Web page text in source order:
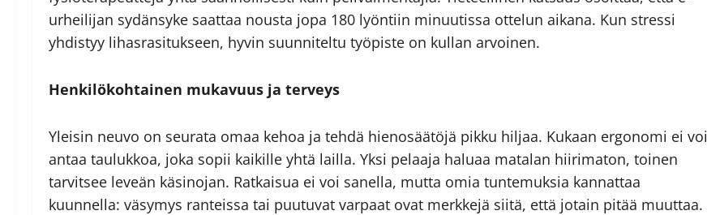
urheilijan sydän­syke saattaa nousta jopa 180 lyöntiin minuutissa ottelun aikana. Kun stressi
yhdistyy lihasrasitukseen, hyvin suunniteltu työpiste on kullan arvoinen.
Henkilökohtainen mukavuus ja terveys
Yleisin neuvo on seurata omaa kehoa ja tehdä hienosäätöjä pikku hiljaa. Kukaan ergonomi ei voi
antaa taulukkoa, joka sopii kaikille yhtä lailla. Yksi pelaaja haluaa matalan hiirimaton, toinen
tarvitsee leveän käsinojan. Ratkaisua ei voi sanella, mutta omia tuntemuksia kannattaa
kuunnella: väsymys ranteissa tai puutuvat varpaat ovat merkkejä siitä, että jotain pitää muuttaa.